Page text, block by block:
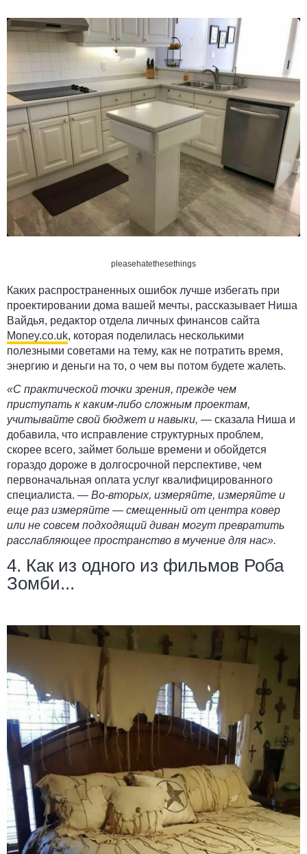
pleasehatethesethings
Каких распространенных ошибок лучше избегать при
проектировании дома вашей мечты, рассказывает Ниша
Вайдья, редактор отдела личных финансов сайта
Money.co.uk, которая поделилась несколькими
полезными советами на тему, как не потратить время,
энергию и деньги на то, о чем вы потом будете жалеть.
«С практической точки зрения, прежде чем
приступать к каким-либо сложным проектам,
учитывайте свой бюджет и навыки, — сказала Ниша и
добавила, что исправление структурных проблем,
скорее всего, займет больше времени и обойдется
гораздо дороже в долгосрочной перспективе, чем
первоначальная оплата услуг квалифицированного
специалиста. — Во-вторых, измеряйте, измеряйте и
еще раз измеряйте — смещенный от центра ковер
или не совсем подходящий диван могут превратить
расслабляющее пространство в мучение для нас».
4. Как из одного из фильмов Роба
Зомби...